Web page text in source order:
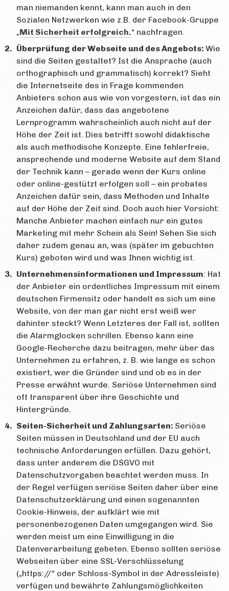
man niemanden kennt, kann man auch in den
Sozialen Netzwerken wie z.B. der Facebook-Gruppe
„Mit Sicherheit erfolgreich.“ nachfragen.
Überprüfung der Webseite und des Angebots: Wie
sind die Seiten gestaltet? Ist die Ansprache (auch
orthographisch und grammatisch) korrekt? Sieht
die Internetseite des in Frage kommenden
Anbieters schon aus wie von vorgestern, ist das ein
Anzeichen dafür, dass das angebotene
Lernprogramm wahrscheinlich auch nicht auf der
Höhe der Zeit ist. Dies betrifft sowohl didaktische
als auch methodische Konzepte. Eine fehlerfreie,
ansprechende und moderne Website auf dem Stand
der Technik kann – gerade wenn der Kurs online
oder online-gestützt erfolgen soll – ein probates
Anzeichen dafür sein, dass Methoden und Inhalte
auf der Höhe der Zeit sind. Doch auch hier Vorsicht:
Manche Anbieter machen einfach nur ein gutes
Marketing mit mehr Schein als Sein! Sehen Sie sich
daher zudem genau an, was (später im gebuchten
Kurs) geboten wird und was Ihnen wichtig ist.
Unternehmensinformationen und Impressum: Hat
der Anbieter ein ordentliches Impressum mit einem
deutschen Firmensitz oder handelt es sich um eine
Website, von der man gar nicht erst weiß wer
dahinter steckt? Wenn Letzteres der Fall ist, sollten
die Alarmglocken schrillen. Ebenso kann eine
Google-Recherche dazu beitragen, mehr über das
Unternehmen zu erfahren, z. B. wie lange es schon
existiert, wer die Gründer sind und ob es in der
Presse erwähnt wurde. Seriöse Unternehmen sind
oft transparent über ihre Geschichte und
Hintergründe.
Seiten-Sicherheit und Zahlungsarten: Seriöse
Seiten müssen in Deutschland und der EU auch
technische Anforderungen erfüllen. Dazu gehört,
dass unter anderem die DSGVO mit
Datenschutzvorgaben beachtet werden muss. In
der Regel verfügen seriöse Seiten daher über eine
Datenschutzerklärung und einen sogenannten
Cookie-Hinweis, der aufklärt wie mit
personenbezogenen Daten umgegangen wird. Sie
werden meist um eine Einwilligung in die
Datenverarbeitung gebeten. Ebenso sollten seriöse
Webseiten über eine SSL-Verschlüsselung
(„https://“ oder Schloss-Symbol in der Adressleiste)
verfügen und bewährte Zahlungsmöglichkeiten